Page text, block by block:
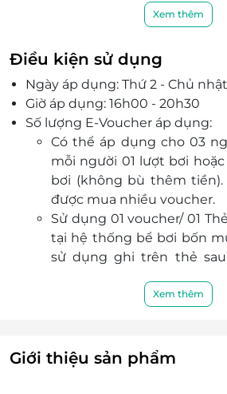
rộng thành một trung tâm
thẩm mỹ và bơi lội có quy mô
bậc nhất Hà Nội.
Trong gần 20 năm phát triển,
ngừng nâng cao về mọi mặt
trang thiết bị Gym hiện đại
viên có chuyên môn giỏi để
cậy và uy tín cho những
thao đến tập luyện, nâng cao
Xem thêm
Điều kiện sử dụng
Ngày áp dụng: Thứ 2 - Chủ
Giờ áp dụng: 16h00 - 20h30
Số lượng E-Voucher áp dụng:
Có thể áp dụng cho 03
mỗi người 01 lượt bơi
bơi (không bù thêm
được mua nhiều voucher.
Sử dụng 01 voucher/ 01
tại hệ thống bể bơi bốn
sử dụng ghi trên thẻ
trong 10 ngày kể từ ngày
bơi
Giá trên đã bao gồm phí
Xem thêm
Giới thiệu sản phẩm